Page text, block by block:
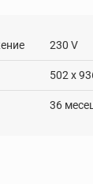
230 V
502 x
36